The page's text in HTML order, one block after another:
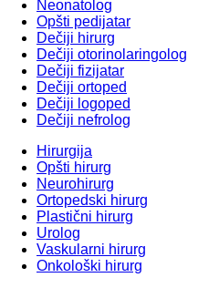
Neonatolog
Opšti pedijatar
Dečiji hirurg
Dečiji otorinolaringolog
Dečiji fizijatar
Dečiji ortoped
Dečiji logoped
Dečiji nefrolog
Hirurgija
Opšti hirurg
Neurohirurg
Ortopedski hirurg
Plastični hirurg
Urolog
Vaskularni hirurg
Onkološki hirurg